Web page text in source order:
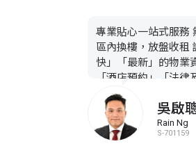
專業貼心一站式服務
區內換樓，放盤收租
快」「最新」的物業
「酒店預約」「法
貴客提供一條龍,買
專車接送 首次置業
供款計算 銀行按揭
免費法律咨詢 律師轉
吳啟
Rain Ng
S-701159